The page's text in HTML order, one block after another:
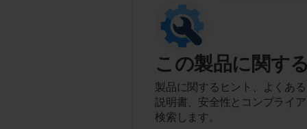
この製品に関す
製品に関するヒント、よくあ
説明書、安全性とコンプライ
検索します。